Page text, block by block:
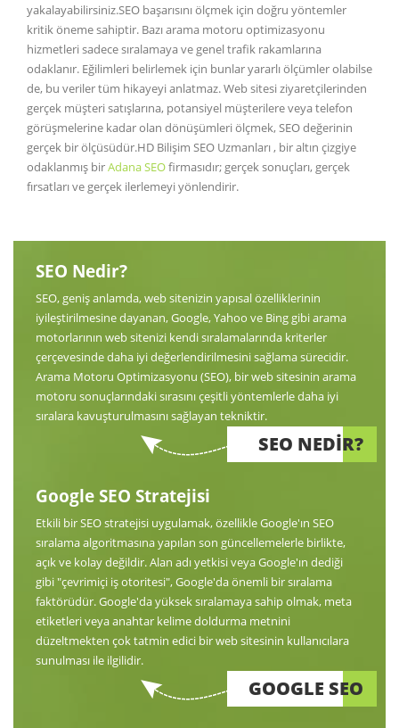
yakalayabilirsiniz.SEO başarısını ölçmek için doğru yöntemler
kritik öneme sahiptir. Bazı arama motoru optimizasyonu
hizmetleri sadece sıralamaya ve genel trafik rakamlarına
odaklanır. Eğilimleri belirlemek için bunlar yararlı ölçümler olabilse
de, bu veriler tüm hikayeyi anlatmaz. Web sitesi ziyaretçilerinden
gerçek müşteri satışlarına, potansiyel müşterilere veya telefon
görüşmelerine kadar olan dönüşümleri ölçmek, SEO değerinin
gerçek bir ölçüsüdür.HD Bilişim SEO Uzmanları , bir altın çizgiye
odaklanmış birAdana SEOfirmasıdır; gerçek sonuçları, gerçek
fırsatları ve gerçek ilerlemeyi yönlendirir.
SEO Nedir?
SEO, geniş anlamda, web sitenizin yapısal özelliklerinin
iyileştirilmesine dayanan, Google, Yahoo ve Bing gibi arama
motorlarının web sitenizi kendi sıralamalarında kriterler
çerçevesinde daha iyi değerlendirilmesini sağlama sürecidir.
Arama Motoru Optimizasyonu (SEO), bir web sitesinin arama
motoru sonuçlarındaki sırasını çeşitli yöntemlerle daha iyi
sıralara kavuşturulmasını sağlayan tekniktir.
SEO NEDİR?
Google SEO Stratejisi
Etkili bir SEO stratejisi uygulamak, özellikle Google'ın SEO
sıralama algoritmasına yapılan son güncellemelerle birlikte,
açık ve kolay değildir. Alan adı yetkisi veya Google'ın dediği
gibi "çevrimiçi iş otoritesi", Google'da önemli bir sıralama
faktörüdür. Google'da yüksek sıralamaya sahip olmak, meta
etiketleri veya anahtar kelime doldurma metnini
düzeltmekten çok tatmin edici bir web sitesinin kullanıcılara
sunulması ile ilgilidir.
GOOGLE SEO